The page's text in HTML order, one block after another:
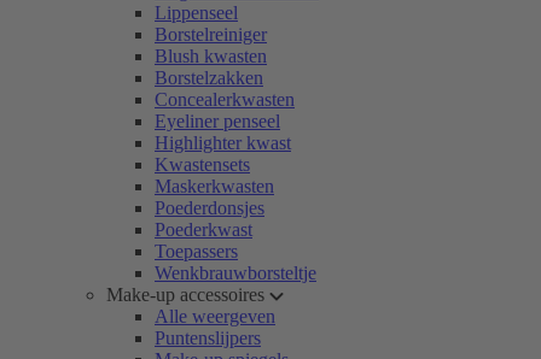
Lippenseel
Borstelreiniger
Blush kwasten
Borstelzakken
Concealerkwasten
Eyeliner penseel
Highlighter kwast
Kwastensets
Maskerkwasten
Poederdonsjes
Poederkwast
Toepassers
Wenkbrauwborsteltje
Make-up accessoires
Alle weergeven
Puntenslijpers